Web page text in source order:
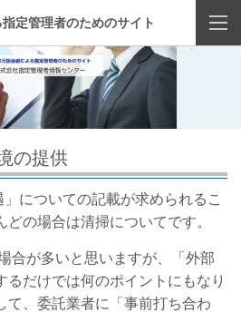
定管理者のためのサイト
の提供
についての記載が求められるこ
どの場合は清掃についてです。
が多いと思いますが、「外部
るだけでは何のポイントにもなり
て、委託業者に「事前打ち合わ